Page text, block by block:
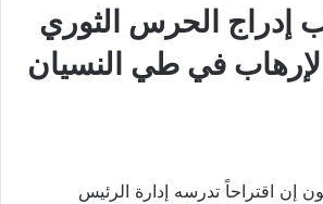
إدراج الحرس الثوري
في طي النسيان
إن اقتراحاً تدرسه إدارة الرئيس